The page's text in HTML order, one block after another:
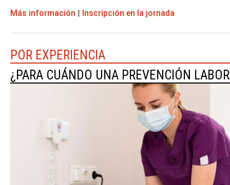
Más información | Inscripción en la jornada
POR EXPERIENCIA
¿PARA CUÁNDO UNA PREVENCIÓN